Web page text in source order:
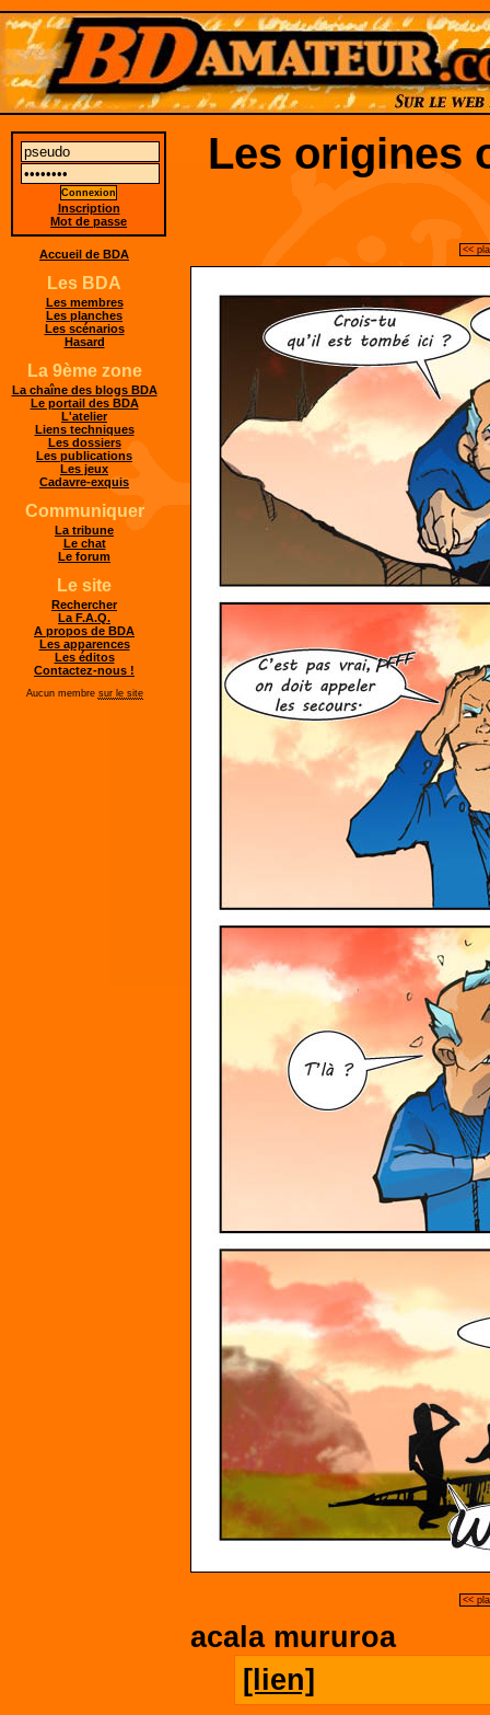
Les origines
<<
<<
acala mururoa
[lien]
Inscription
Mot de passe
Accueil de BDA
Les BDA
Les membres
Les planches
Les scénarios
Hasard
La 9ème zone
La chaîne des blogs BDA
Le portail des BDA
L'atelier
Liens techniques
Les dossiers
Les publications
Les jeux
Cadavre-exquis
Communiquer
La tribune
Le chat
Le forum
Le site
Rechercher
La F.A.Q.
A propos de BDA
Les apparences
Les éditos
Contactez-nous !
Aucun membre sur le site